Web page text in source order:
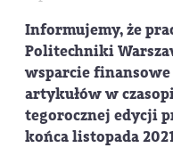
Informujemy, że
Politechniki
wsparcie
artykułów w
tegorocznej edycji
końca listopada